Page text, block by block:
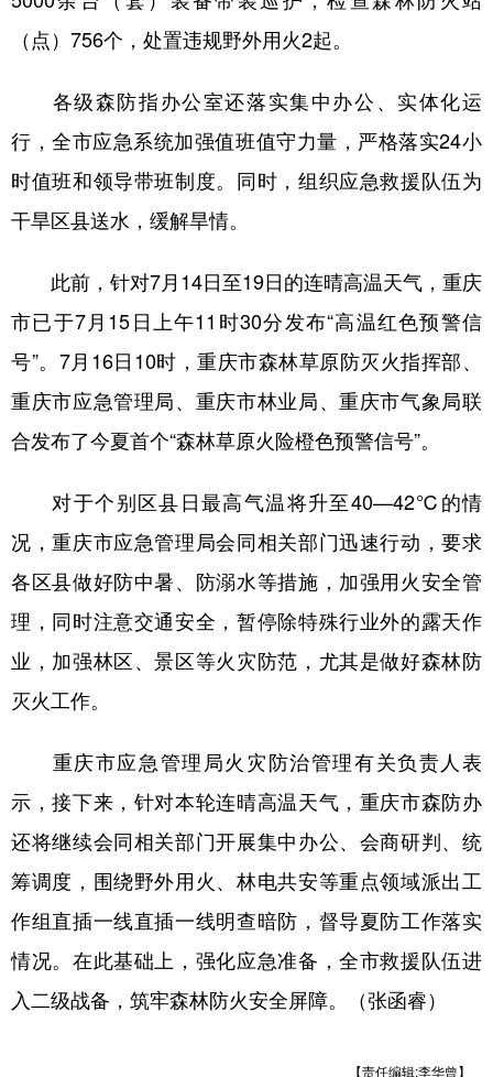
（点）756个，处置违规野外用火2起。
各级森防指办公室还落实集中办公、实体化运
行，全市应急系统加强值班值守力量，严格落实24小
时值班和领导带班制度。同时，组织应急救援队伍为
干旱区县送水，缓解旱情。
此前，针对7月14日至19日的连晴高温天气，重庆
市已于7月15日上午11时30分发布“高温红色预警信
号”。7月16日10时，重庆市森林草原防灭火指挥部、
重庆市应急管理局、重庆市林业局、重庆市气象局联
合发布了今夏首个“森林草原火险橙色预警信号”。
对于个别区县日最高气温将升至40—42℃的情
况，重庆市应急管理局会同相关部门迅速行动，要求
各区县做好防中暑、防溺水等措施，加强用火安全管
理，同时注意交通安全，暂停除特殊行业外的露天作
业，加强林区、景区等火灾防范，尤其是做好森林防
灭火工作。
重庆市应急管理局火灾防治管理有关负责人表
示，接下来，针对本轮连晴高温天气，重庆市森防办
还将继续会同相关部门开展集中办公、会商研判、统
筹调度，围绕野外用火、林电共安等重点领域派出工
作组直插一线直插一线明查暗防，督导夏防工作落实
情况。在此基础上，强化应急准备，全市救援队伍进
入二级战备，筑牢森林防火安全屏障。（张函睿）
【责任编辑:李华曾】